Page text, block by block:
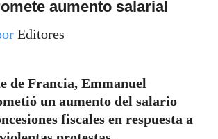
aumento salarial
Editores
de Francia, Emmanuel
un aumento del salario
fiscales en respuesta a